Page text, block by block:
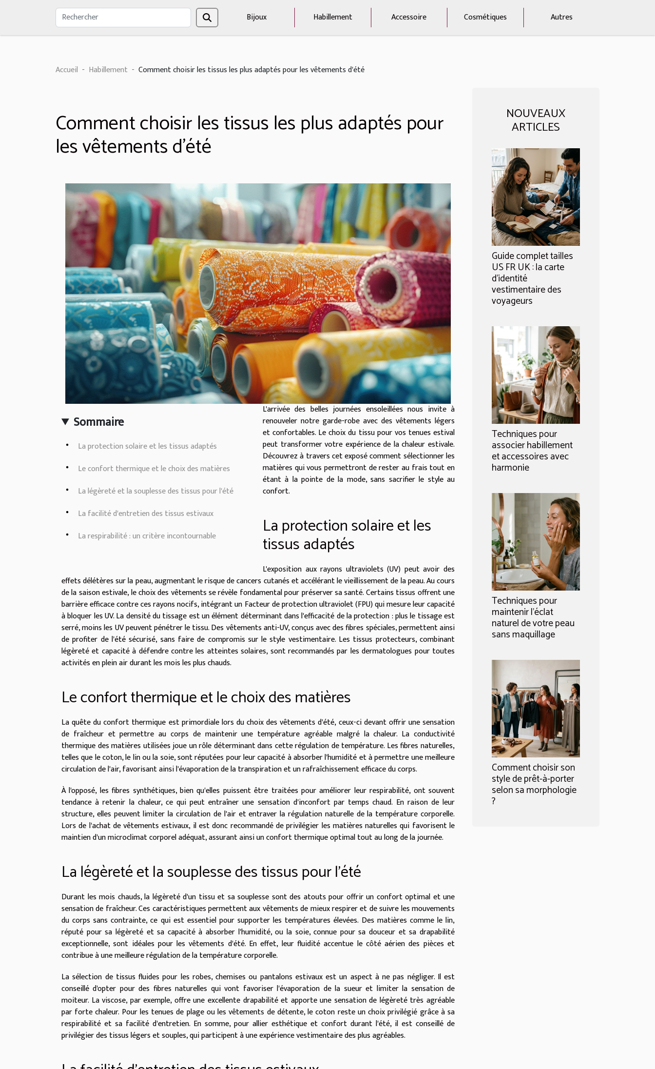
Bijoux Habillement Accessoire Cosmétiques Autres
Accueil Habillement Comment choisir les tissus les plus adaptés pour les vêtements d'été
Comment choisir les tissus les plus adaptés pour
les vêtements d'été
Sommaire
La protection solaire et les tissus adaptés
Le confort thermique et le choix des matières
La légèreté et la souplesse des tissus pour l'été
La facilité d'entretien des tissus estivaux
La respirabilité : un critère incontournable
L'arrivée des belles journées ensoleillées nous invite à
renouveler notre garde-robe avec des vêtements légers
et confortables. Le choix du tissu pour vos tenues estival
peut transformer votre expérience de la chaleur estivale.
Découvrez à travers cet exposé comment sélectionner les
matières qui vous permettront de rester au frais tout en
étant à la pointe de la mode, sans sacrifier le style au
confort.
La protection solaire et les
tissus adaptés
L'exposition aux rayons ultraviolets (UV) peut avoir des
effets délétères sur la peau, augmentant le risque de cancers cutanés et accélérant le vieillissement de la peau. Au cours
de la saison estivale, le choix des vêtements se révèle fondamental pour préserver sa santé. Certains tissus offrent une
barrière efficace contre ces rayons nocifs, intégrant un Facteur de protection ultraviolet (FPU) qui mesure leur capacité
à bloquer les UV. La densité du tissage est un élément déterminant dans l'efficacité de la protection : plus le tissage est
serré, moins les UV peuvent pénétrer le tissu. Des vêtements anti-UV, conçus avec des fibres spéciales, permettent ainsi
de profiter de l'été sécurisé, sans faire de compromis sur le style vestimentaire. Les tissus protecteurs, combinant
légèreté et capacité à défendre contre les atteintes solaires, sont recommandés par les dermatologues pour toutes
activités en plein air durant les mois les plus chauds.
Le confort thermique et le choix des matières
La quête du confort thermique est primordiale lors du choix des vêtements d'été, ceux-ci devant offrir une sensation
de fraîcheur et permettre au corps de maintenir une température agréable malgré la chaleur. La conductivité
thermique des matières utilisées joue un rôle déterminant dans cette régulation de température. Les fibres naturelles,
telles que le coton, le lin ou la soie, sont réputées pour leur capacité à absorber l'humidité et à permettre une meilleure
circulation de l'air, favorisant ainsi l'évaporation de la transpiration et un rafraîchissement efficace du corps.
À l'opposé, les fibres synthétiques, bien qu'elles puissent être traitées pour améliorer leur respirabilité, ont souvent
tendance à retenir la chaleur, ce qui peut entraîner une sensation d'inconfort par temps chaud. En raison de leur
structure, elles peuvent limiter la circulation de l'air et entraver la régulation naturelle de la température corporelle.
Lors de l'achat de vêtements estivaux, il est donc recommandé de privilégier les matières naturelles qui favorisent le
maintien d'un microclimat corporel adéquat, assurant ainsi un confort thermique optimal tout au long de la journée.
La légèreté et la souplesse des tissus pour l'été
Durant les mois chauds, la légèreté d'un tissu et sa souplesse sont des atouts pour offrir un confort optimal et une
sensation de fraîcheur. Ces caractéristiques permettent aux vêtements de mieux respirer et de suivre les mouvements
du corps sans contrainte, ce qui est essentiel pour supporter les températures élevées. Des matières comme le lin,
réputé pour sa légèreté et sa capacité à absorber l'humidité, ou la soie, connue pour sa douceur et sa drapabilité
exceptionnelle, sont idéales pour les vêtements d'été. En effet, leur fluidité accentue le côté aérien des pièces et
contribue à une meilleure régulation de la température corporelle.
La sélection de tissus fluides pour les robes, chemises ou pantalons estivaux est un aspect à ne pas négliger. Il est
conseillé d'opter pour des fibres naturelles qui vont favoriser l'évaporation de la sueur et limiter la sensation de
moiteur. La viscose, par exemple, offre une excellente drapabilité et apporte une sensation de légèreté très agréable
par forte chaleur. Pour les tenues de plage ou les vêtements de détente, le coton reste un choix privilégié grâce à sa
respirabilité et sa facilité d'entretien. En somme, pour allier esthétique et confort durant l'été, il est conseillé de
privilégier des tissus légers et souples, qui participent à une expérience vestimentaire des plus agréables.
NOUVEAUX
ARTICLES
Guide complet tailles
US FR UK : la carte
d’identité
vestimentaire des
voyageurs
Techniques pour
associer habillement
et accessoires avec
harmonie
Techniques pour
maintenir l'éclat
naturel de votre peau
sans maquillage
Comment choisir son
style de prêt-à-porter
selon sa morphologie
?